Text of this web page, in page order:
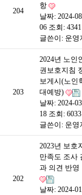
204
항
날짜: 2024-
06 조회: 4341
글쓴이: 운영
203
2024년 노인
권보호지침
보게시(노인
대예방)
날짜: 2024-
18 조회: 6033
글쓴이: 운영
202
2023년 보호
만족도 조사
과 의견 반영
날짜: 2024-